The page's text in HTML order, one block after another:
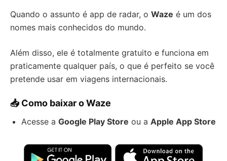
Quando o assunto é app de radar, o Waze é um dos
nomes mais conhecidos do mundo.
Além disso, ele é totalmente gratuito e funciona em
praticamente qualquer país, o que é perfeito se você
pretende usar em viagens internacionais.
📥 Como baixar o Waze
Acesse a Google Play Store ou a Apple App Store